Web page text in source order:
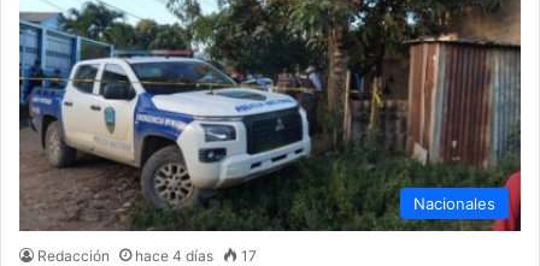
Nacionales
Redacción hace 4 días 17